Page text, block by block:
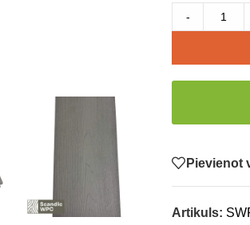
-
Pievienot
Artikuls: